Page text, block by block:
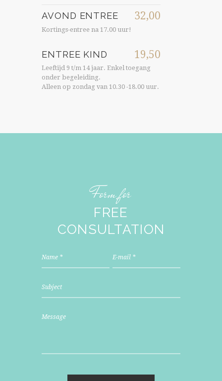
32,00
AVOND ENTREE
Kortings-entree na 17.00 uur!
19,50
ENTREE KIND
Leeftijd 9 t/m 14 jaar. Enkel toegang
onder begeleiding.
Alleen op zondag van 10.30 -18.00 uur.
Form for
FREE
CONSULTATION